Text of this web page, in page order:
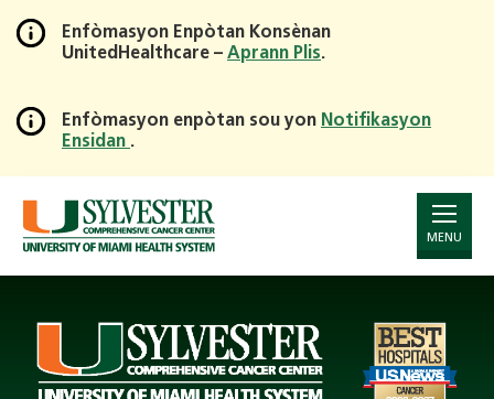
Skip
Main
Enfòmasyon Enpòtan Konsènan
UnitedHealthcare – Aprann Plis.
Announcement
Enfòmasyon enpòtan sou yon Notifikasyon
Ensidan .
MENU